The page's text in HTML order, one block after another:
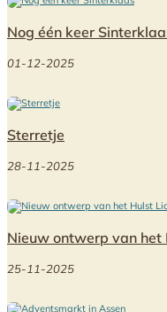
Nog één keer
01-12-2025
Sterretje
28-11-2025
Nieuw ontwerp van het
25-11-2025